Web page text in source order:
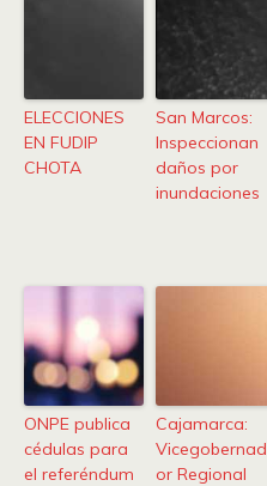
ELECCIONES
EN FUDIP
CHOTA
San Marcos:
Inspeccionan
daños por
inundaciones
ONPE publica
cédulas para
el referéndum
Cajamarca:
Vicegobernad
or Regional